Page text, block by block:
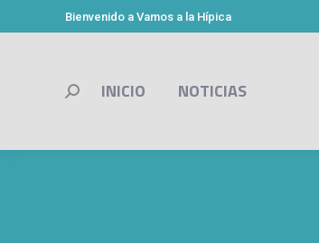
Bienvenido a Vamos a la Hípica
INICIO NOTICIAS
Buscar: